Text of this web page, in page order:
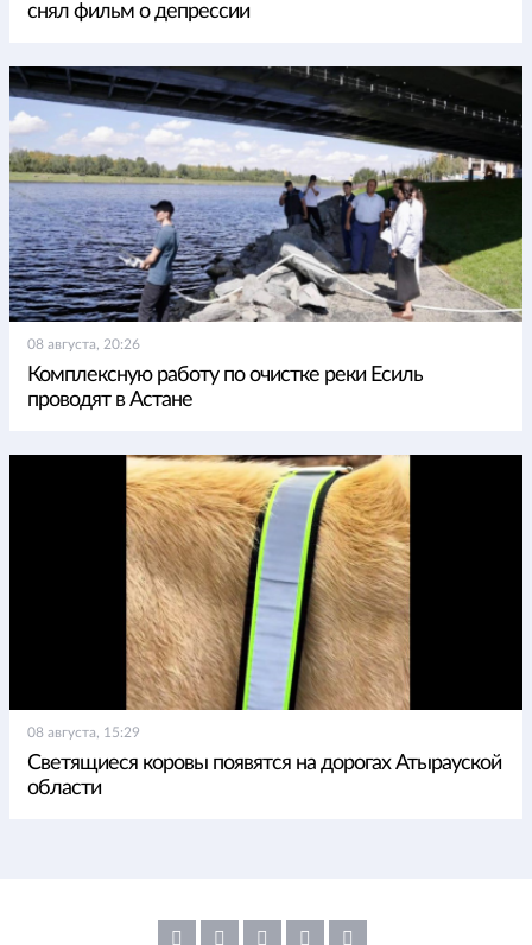
снял фильм о депрессии
08 августа, 20:26
Комплексную работу по очистке реки Есиль
проводят в Астане
08 августа, 15:29
Светящиеся коровы появятся на дорогах Атырауской
области